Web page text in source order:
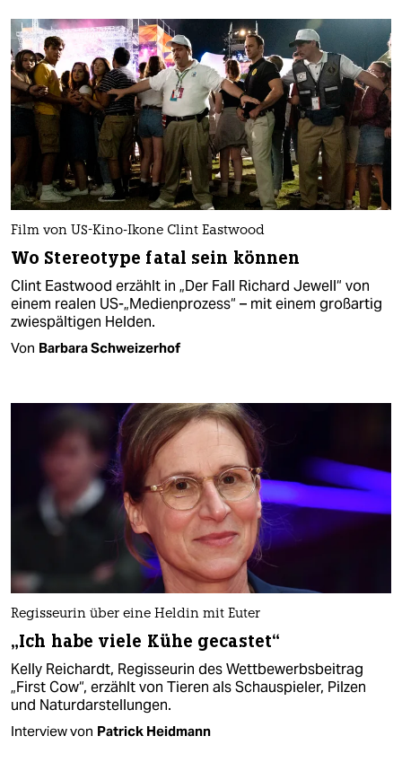
Film von US-Kino-Ikone Clint Eastwood
Wo Stereo­­type fatal sein können
Clint Eastwood erzählt in „Der Fall Richard Jewell“ von
einem realen US-„Medienprozess“ – mit einem großartig
zwiespältigen Helden.
Von Barbara Schweizerhof
Regisseurin über eine Heldin mit Euter
„Ich habe viele Kühe gecastet“
Kelly Reichardt, Regisseurin des Wettbewerbsbeitrag
„First Cow“, erzählt von Tieren als Schauspieler, Pilzen
und Naturdarstellungen.
Interview von Patrick Heidmann